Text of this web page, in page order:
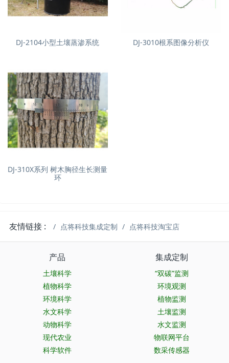
DJ-2104小型土壤蒸渗系统 DJ-3010根系图像分析仪
DJ-310X系列 树木胸径生长测量
环
友情链接 : 点将科技集成定制 点将科技淘宝店
产品
土壤科学
植物科学
环境科学
水文科学
动物科学
现代农业
科学软件
集成定制
“双碳”监测
环境观测
植物监测
土壤监测
水文监测
物联网平台
数采传感器